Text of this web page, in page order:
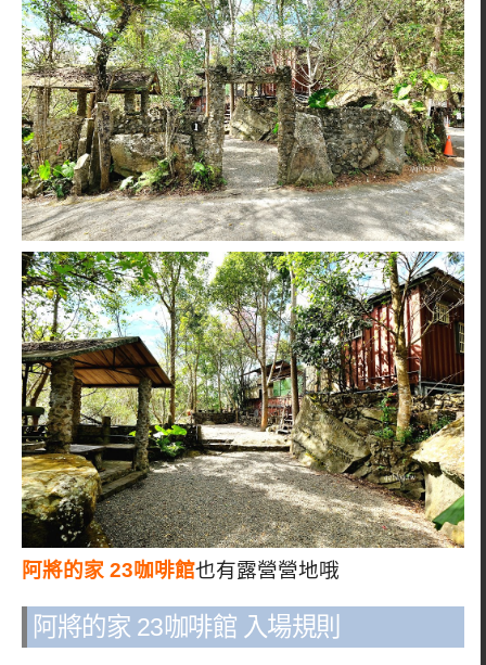
阿將的家 23咖啡館也有露營營地哦
阿將的家 23咖啡館 入場規則